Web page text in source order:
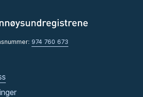
974 760 673